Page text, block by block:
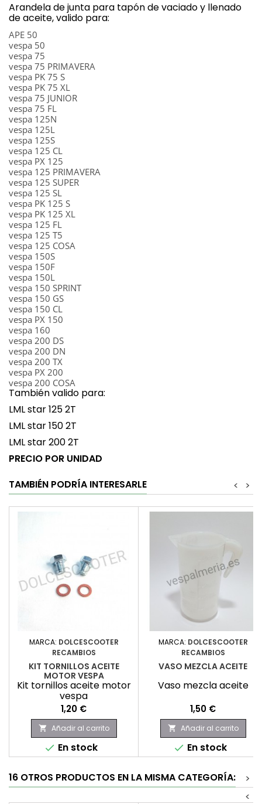
Arandela de junta para tapón de vaciado y llenado
de aceite, valido para:
APE 50
vespa 50
vespa 75
vespa 75 PRIMAVERA
vespa PK 75 S
vespa PK 75 XL
vespa 75 JUNIOR
vespa 75 FL
vespa 125N
vespa 125L
vespa 125S
vespa 125 CL
vespa PX 125
vespa 125 PRIMAVERA
vespa 125 SUPER
vespa 125 SL
vespa PK 125 S
vespa PK 125 XL
vespa 125 FL
vespa 125 T5
vespa 125 COSA
vespa 150S
vespa 150F
vespa 150L
vespa 150 SPRINT
vespa 150 GS
vespa 150 CL
vespa PX 150
vespa 160
vespa 200 DS
vespa 200 DN
vespa 200 TX
vespa PX 200
vespa 200 COSA
También valido para:
LML star 125 2T
LML star 150 2T
LML star 200 2T
PRECIO POR UNIDAD
TAMBIÉN PODRÍA INTERESARLE
>
<
MARCA: DOLCESCOOTER
RECAMBIOS
KIT TORNILLOS ACEITE
MOTOR VESPA
Kit tornillos aceite motor
vespa
Precio
1,20 €
 Añadir al carrito
 En stock
MARCA: DOLCESCOOTER
RECAMBIOS
VASO MEZCLA ACEITE
Vaso mezcla aceite
Precio
1,50 €
 Añadir al carrito
 En stock
16 OTROS PRODUCTOS EN LA MISMA CATEGORÍA:
>
<